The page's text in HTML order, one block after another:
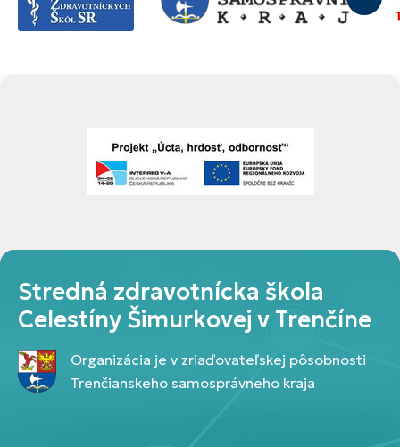
Stredná zdravotnícka škola
Celestíny Šimurkovej v Trenčíne
Organizácia je v zriaďovateľskej pôsobnosti
Trenčianskeho samosprávneho kraja